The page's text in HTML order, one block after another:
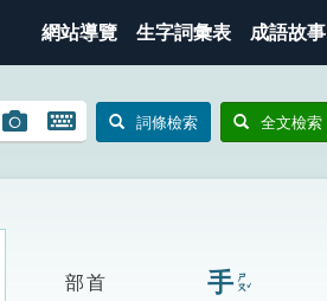
網站導覽 生字詞彙表 成語故事
圖
搜
開
鍵
詞條檢索 全文檢索
部首 手ㄕㄡˇ